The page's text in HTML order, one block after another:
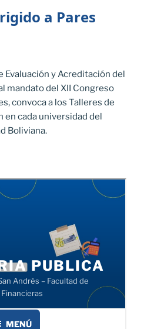
a Pares
Evaluación y Acreditación del
mandato del XII Congreso
convoca a los Talleres de
en cada universidad del
Boliviana.